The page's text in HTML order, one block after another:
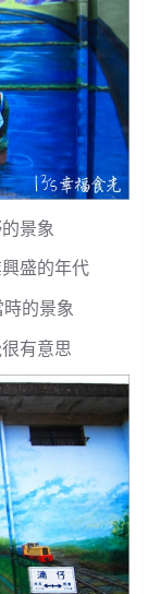
景象
盛的年代
的景象
有意思